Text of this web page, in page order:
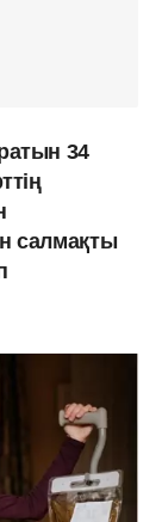
34
салмақты